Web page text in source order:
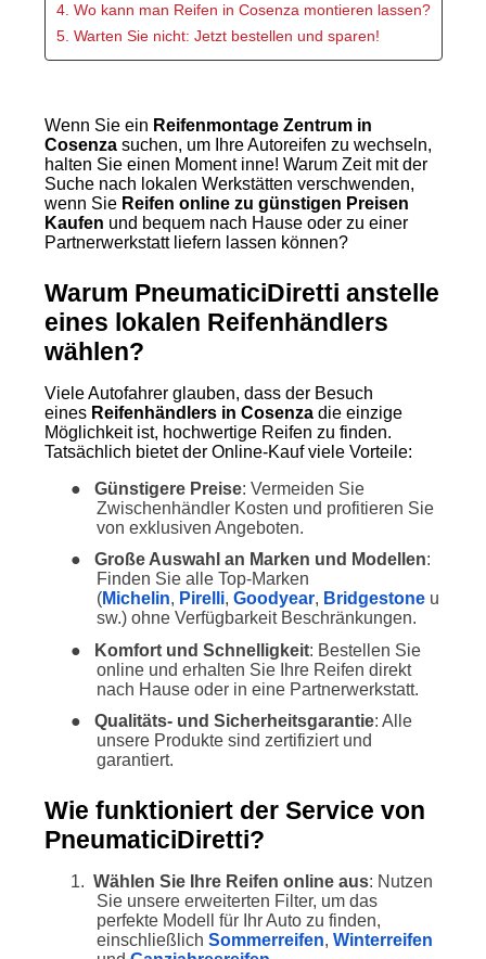
4. Wo kann man Reifen in Cosenza montieren lassen?
5. Warten Sie nicht: Jetzt bestellen und sparen!
Wenn Sie ein Reifenmontage Zentrum in
Cosenzasuchen, um Ihre Autoreifen zu wechseln,
halten Sie einen Moment inne! Warum Zeit mit der
Suche nach lokalen Werkstätten verschwenden,
wenn Sie Reifen online zu günstigen Preisen
Kaufen und bequem nach Hause oder zu einer
Partnerwerkstatt liefern lassen können?
Warum PneumaticiDiretti anstelle
eines lokalen Reifenhändlers
wählen?
Viele Autofahrer glauben, dass der Besuch
eines Reifenhändlers in Cosenzadie einzige
Möglichkeit ist, hochwertige Reifen zu finden.
Tatsächlich bietet der Online-Kauf viele Vorteile:
●
Günstigere Preise: Vermeiden Sie
Zwischenhändler Kosten und profitieren Sie
von exklusiven Angeboten.
●
Große Auswahl an Marken und Modellen:
Finden Sie alle Top-Marken
(Michelin, Pirelli, Goodyear, Bridgestoneu
sw.) ohne Verfügbarkeit Beschränkungen.
●
Komfort und Schnelligkeit: Bestellen Sie
online und erhalten Sie Ihre Reifen direkt
nach Hause oder in eine Partnerwerkstatt.
●
Qualitäts- und Sicherheitsgarantie: Alle
unsere Produkte sind zertifiziert und
garantiert.
Wie funktioniert der Service von
PneumaticiDiretti?
1. Wählen Sie Ihre Reifen online aus: Nutzen
Sie unsere erweiterten Filter, um das
perfekte Modell für Ihr Auto zu finden,
einschließlich Sommerreifen, Winterreifen